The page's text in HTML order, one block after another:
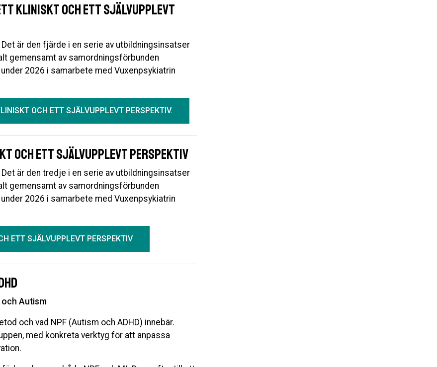
ett kliniskt och ett självupplevt
är den fjärde i en serie av utbildningsinsatser
gemensamt av samordningsförbunden
2026 i samarbete med Vuxenpsykiatrin
OCH ETT SJÄLVUPPLEVT PERSPEKTIV.
och ett självupplevt perspektiv
är den tredje i en serie av utbildningsinsatser
gemensamt av samordningsförbunden
2026 i samarbete med Vuxenpsykiatrin
ETT SJÄLVUPPLEVT PERSPEKTIV
och Autism
och vad NPF (Autism och ADHD) innebär.
med konkreta verktyg för att anpassa